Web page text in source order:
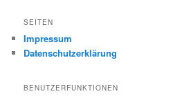
h
n
SEITEN
Impressum
Datenschutzerklärung
BENUTZERFUNKTIONEN